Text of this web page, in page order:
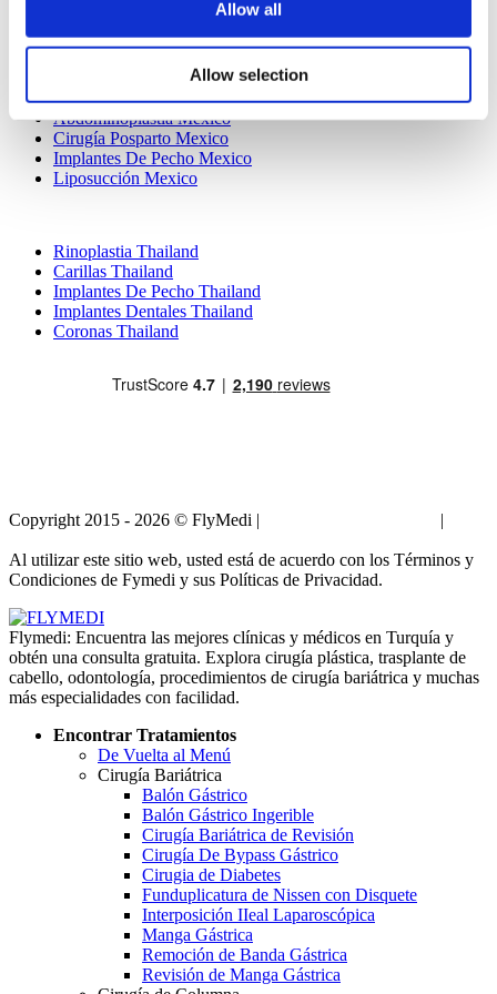
Allow all
Allow selection
Implantes Dentales Mexico
Abdominoplastia Mexico
Cirugía Posparto Mexico
Implantes De Pecho Mexico
Liposucción Mexico
Rinoplastia Thailand
Carillas Thailand
Implantes De Pecho Thailand
Implantes Dentales Thailand
Coronas Thailand
Copyright 2015 - 2026 © FlyMedi |
|
Al utilizar este sitio web, usted está de acuerdo con los Términos y
Condiciones de Fymedi y sus Políticas de Privacidad.
Flymedi: Encuentra las mejores clínicas y médicos en Turquía y
obtén una consulta gratuita. Explora cirugía plástica, trasplante de
cabello, odontología, procedimientos de cirugía bariátrica y muchas
más especialidades con facilidad.
Encontrar Tratamientos
De Vuelta al Menú
Cirugía Bariátrica
Balón Gástrico
Balón Gástrico Ingerible
Cirugía Bariátrica de Revisión
Cirugía De Bypass Gástrico
Cirugia de Diabetes
Funduplicatura de Nissen con Disquete
Interposición IIeal Laparoscópica
Manga Gástrica
Remoción de Banda Gástrica
Revisión de Manga Gástrica